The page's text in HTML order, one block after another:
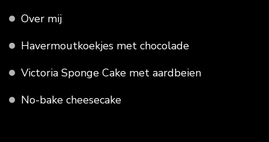
Over mij
Havermoutkoekjes met chocolade
Victoria Sponge Cake met aardbeien
No-bake cheesecake